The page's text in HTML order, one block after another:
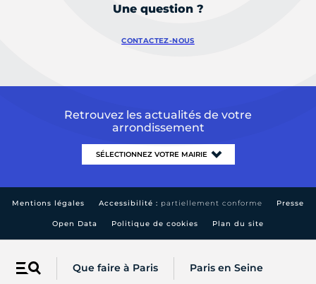
Menu Que faire à Paris Paris en Seine
Une question ?
CONTACTEZ-NOUS
Retrouvez les actualités de votre
arrondissement
Mentions légales Accessibilité : partiellement conforme Presse
Open Data Politique de cookies Plan du site